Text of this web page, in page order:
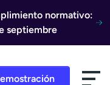
normativo:
septiembre